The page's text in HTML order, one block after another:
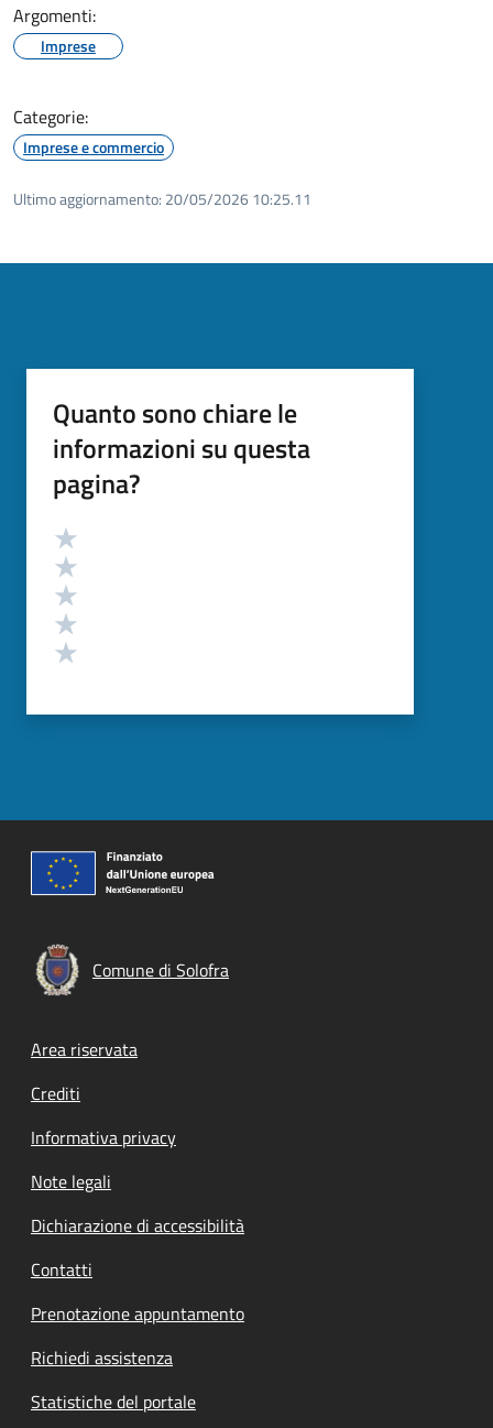
Argomenti:
Imprese
Categorie:
Imprese e commercio
Ultimo aggiornamento: 20/05/2026 10:25.11
Quanto sono chiare le
informazioni su questa
pagina?
Valutazione
Comune di Solofra
Footer menu
Area riservata
Crediti
Informativa privacy
Note legali
Dichiarazione di accessibilità
Contatti
Prenotazione appuntamento
Richiedi assistenza
Statistiche del portale